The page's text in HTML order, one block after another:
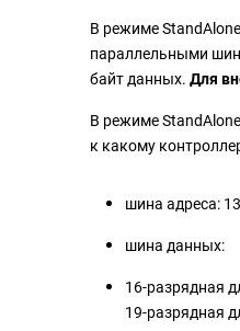
В режиме
параллельными
байт данных. Для
В режиме
к какому
шина адреса:
шина данных:
16-разрядная
19-разрядная